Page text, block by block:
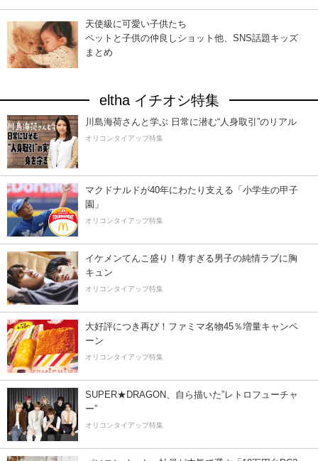
天使級に可愛い子供たち
ペットと子供の仲良しショット他、SNS話題キッズ
まとめ
eltha イチオシ特集
川島海荷さんと学ぶ 日常に潜む“人身取引”のリアル
オリコンタイアップ特集
マクドナルドが40年にわたり支える「小学生の甲子
園」
オリコンタイアップ特集
イケメンてんこ盛り！尊すぎる男子の純情ラブに胸
キュン
オリコンタイアップ特集
大好評につき再び！ファミマ名物45％増量キャンペ
ーン
オリコンタイアップ特集
SUPER★DRAGON、自ら描いた”レトロフューチャ
ー”
オリコンタイアップ特集